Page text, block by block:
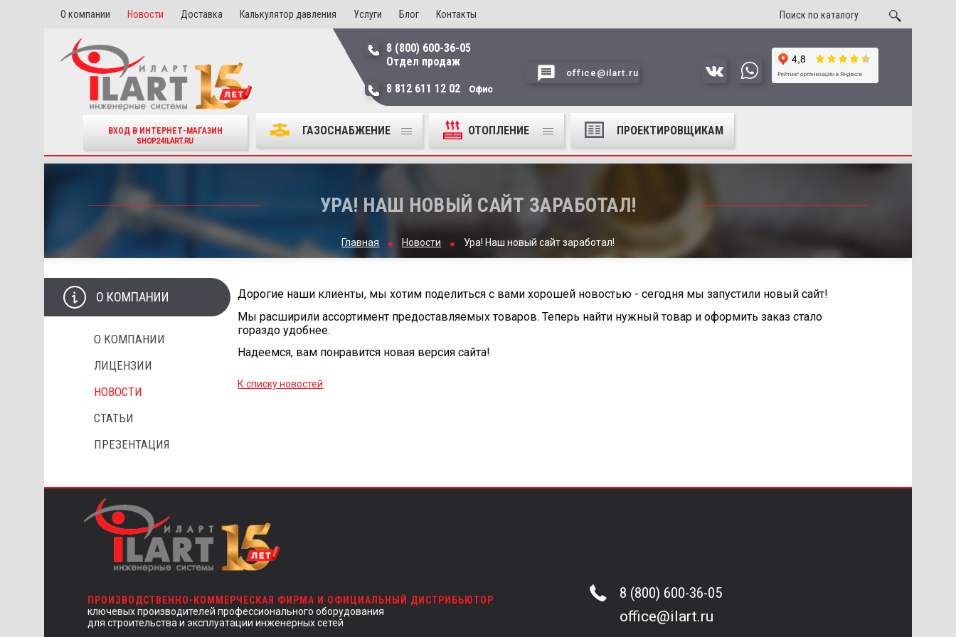
О компании Новости Доставка Калькулятор давления Услуги Блог Контакты
ВХОД В ИНТЕРНЕТ-МАГАЗИН
SHOP24ILART.RU
8 (800) 600-36-05
Отдел продаж
8 812 611 12 02
Офис
office@ilart.ru
ГАЗОСНАБЖЕНИЕ ОТОПЛЕНИЕ ПРОЕКТИРОВЩИКАМ
УРА! НАШ НОВЫЙ САЙТ ЗАРАБОТАЛ!
Главная Новости Ура! Наш новый сайт заработал!
О КОМПАНИИ
О КОМПАНИИ
ЛИЦЕНЗИИ
НОВОСТИ
СТАТЬИ
ПРЕЗЕНТАЦИЯ
Дорогие наши клиенты, мы хотим поделиться с вами хорошей новостью - сегодня мы запустили новый сайт!
Мы расширили ассортимент предоставляемых товаров. Теперь найти нужный товар и оформить заказ стало
гораздо удобнее.
Надеемся, вам понравится новая версия сайта!
К списку новостей
ПРОИЗВОДСТВЕННО-КОММЕРЧЕСКАЯ ФИРМА И ОФИЦИАЛЬНЫЙ ДИСТРИБЬЮТОР
ключевых производителей профессионального оборудования
для строительства и эксплуатации инженерных сетей
8 (800) 600-36-05
office@ilart.ru